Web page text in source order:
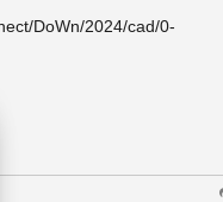
DoWn/2024/cad/0-